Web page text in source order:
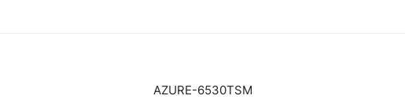
AZURE-6530TSM